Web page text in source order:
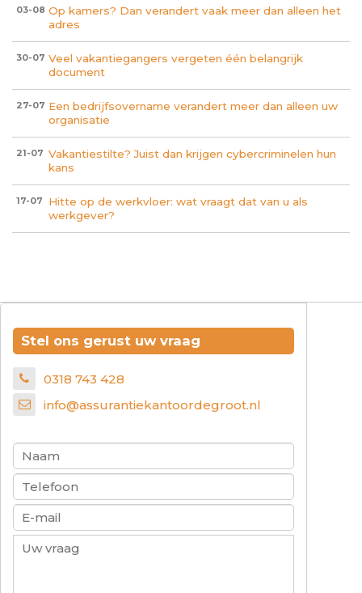
03-08 Op kamers? Dan verandert vaak meer dan alleen het
adres
30-07 Veel vakantiegangers vergeten één belangrijk
document
27-07 Een bedrijfsovername verandert meer dan alleen uw
organisatie
21-07 Vakantiestilte? Juist dan krijgen cybercriminelen hun
kans
17-07
Hitte op de werkvloer: wat vraagt dat van u als
werkgever?
Stel ons gerust uw vraag
0318 743 428
info@assurantiekantoordegroot.nl